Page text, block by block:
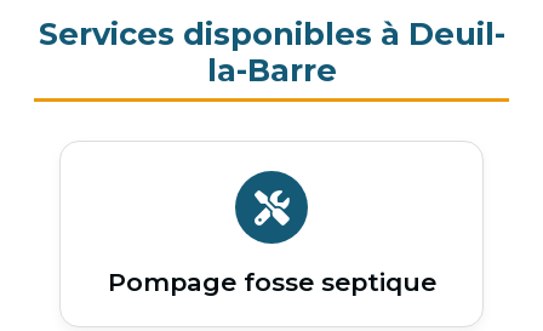
Services disponibles à Deuil-
la-Barre
Pompage fosse septique